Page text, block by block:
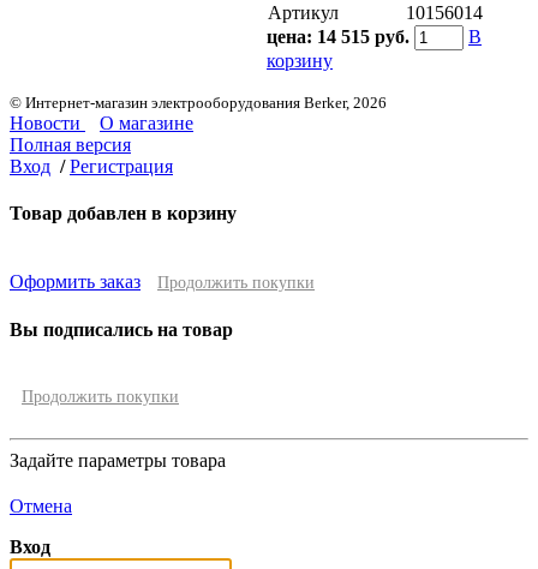
Артикул
10156014
цена: 14 515 руб.
В
корзину
© Интернет-магазин электрооборудования Berker, 2026
Новости
О магазине
Полная версия
Вход / Регистрация
Товар добавлен в корзину
Оформить заказ Продолжить покупки
Вы подписались на товар
Продолжить покупки
Задайте параметры товара
Отмена
Вход